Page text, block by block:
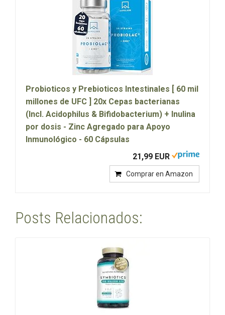
Probioticos y Prebioticos Intestinales [ 60 mil
millones de UFC ] 20x Cepas bacterianas
(Incl. Acidophilus & Bifidobacterium) + Inulina
por dosis - Zinc Agregado para Apoyo
Inmunológico - 60 Cápsulas
21,99 EUR
Comprar en Amazon
Posts Relacionados: